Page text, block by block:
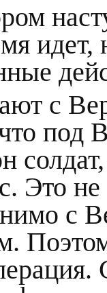
идет,
с
под
Это
с